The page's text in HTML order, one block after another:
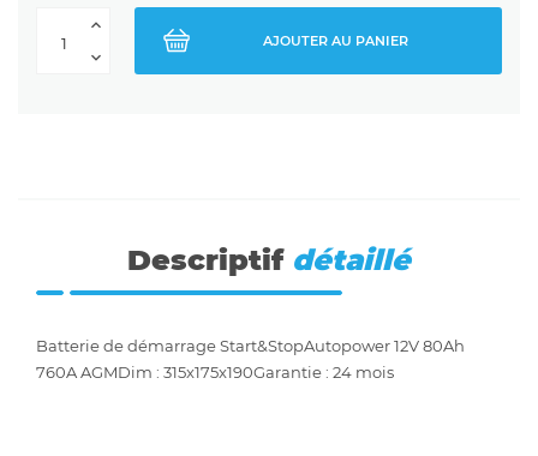
AJOUTER AU PANIER
Descriptif détaillé
Batterie de démarrage Start&StopAutopower 12V 80Ah
760A AGMDim : 315x175x190Garantie : 24 mois